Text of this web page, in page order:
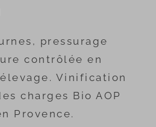
pressurage
contrôlée en
Vinification
charges Bio AOP
Provence.